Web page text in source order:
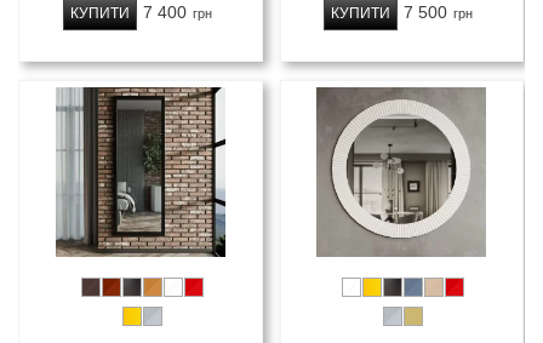
7 400 грн
КУПИТИ 7 500 грн
КУПИТИ